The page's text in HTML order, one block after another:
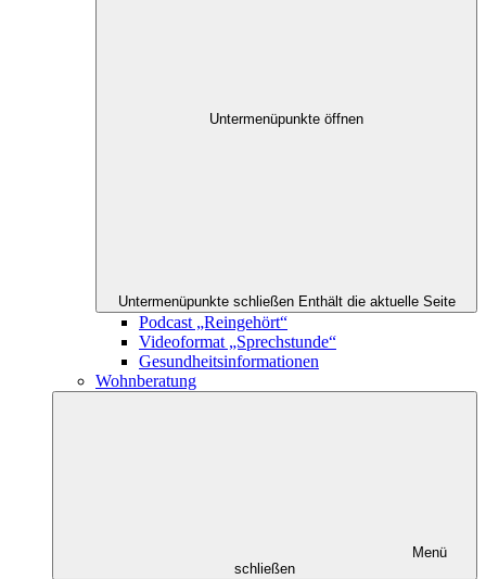
Untermenüpunkte öffnen
Untermenüpunkte schließen Enthält die aktuelle Seite
Podcast „Reingehört“
Videoformat „Sprechstunde“
Gesundheitsinformationen
Wohnberatung
Menü
schließen